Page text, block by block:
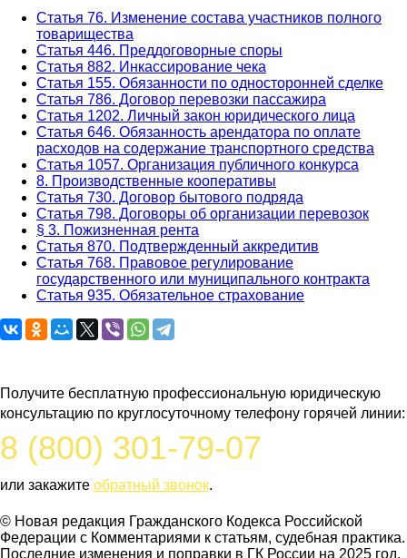
Статья 76. Изменение состава участников полного
товарищества
Статья 446. Преддоговорные споры
Статья 882. Инкассирование чека
Статья 155. Обязанности по односторонней сделке
Статья 786. Договор перевозки пассажира
Статья 1202. Личный закон юридического лица
Статья 646. Обязанность арендатора по оплате
расходов на содержание транспортного средства
Статья 1057. Организация публичного конкурса
8. Производственные кооперативы
Статья 730. Договор бытового подряда
Статья 798. Договоры об организации перевозок
§ 3. Пожизненная рента
Статья 870. Подтвержденный аккредитив
Статья 768. Правовое регулирование
государственного или муниципального контракта
Статья 935. Обязательное страхование
Получите бесплатную профессиональную юридическую
консультацию по круглосуточному телефону горячей линии:
8 (800) 301-79-07
или закажите обратный звонок.
© Новая редакция Гражданского Кодекса Российской
Федерации c Комментариями к статьям, судебная практика.
Последние изменения и поправки в ГК России на 2025 год.